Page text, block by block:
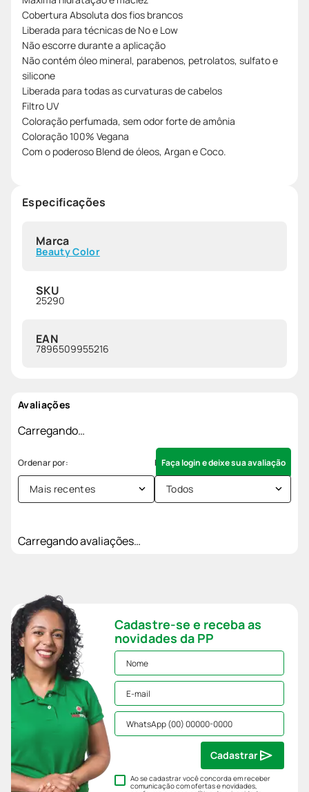
Cobertura Absoluta dos fios brancos
Liberada para técnicas de No e Low
Não escorre durante a aplicação
Não contém óleo mineral, parabenos, petrolatos, sulfato e
silicone
Liberada para todas as curvaturas de cabelos
Filtro UV
Coloração perfumada, sem odor forte de amônia
Coloração 100% Vegana
Com o poderoso Blend de óleos, Argan e Coco.
Especificações
Marca
Beauty Color
SKU
25290
EAN
7896509955216
Avaliações
Carregando…
Faça login e deixe sua avaliação
Mais recentes Todos
Carregando avaliações…
Cadastre-se e receba as
novidades da PP
Ao se cadastrar você concorda em receber
comunicação com ofertas e novidades,
Cadastrar